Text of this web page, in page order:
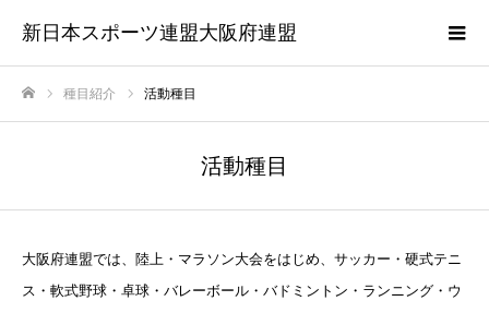
新日本スポーツ連盟大阪府連盟
種目紹介 活動種目
活動種目
大阪府連盟では、陸上・マラソン大会をはじめ、サッカー・硬式テニ
ス・軟式野球・卓球・バレーボール・バドミントン・ランニング・ウ